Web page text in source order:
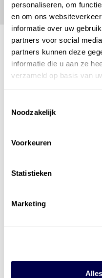
personaliseren, om
en om ons
informatie over uw
partners voor social
partners kunnen deze
informatie die u aan ze
verzameld op basis van
Noodzakelijk
Voorkeuren
Statistieken
Marketing
Den
bestaat